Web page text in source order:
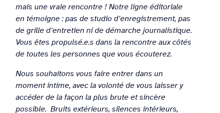
mais une vraie rencontre ! Notre ligne éditoriale
en témoigne : pas de studio d’enregistrement, pas
de grille d’entretien ni de démarche journalistique.
Vous êtes propulsé.e.s dans la rencontre aux côtés
de toutes les personnes que vous écouterez.
Nous souhaitons vous faire entrer dans un
moment intime, avec la volonté de vous laisser y
accéder de la façon la plus brute et sincère
possible. Bruits extérieurs, silences intérieurs,